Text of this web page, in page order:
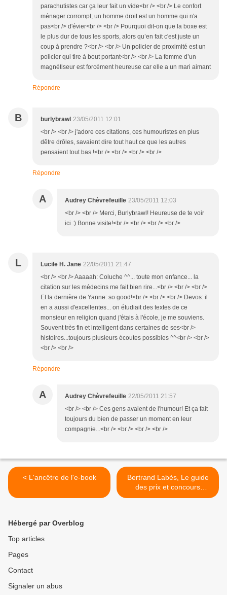
parachutistes car ça leur fait un vide<br /> <br /> Le confort
ménager corrompt; un homme droit est un homme qui n'a
pas<br /> d'évier<br /> <br /> Pourquoi dit-on que la boxe est
le plus dur de tous les sports, alors qu’en fait c'est juste un
coup à prendre ?<br /> <br /> Un policier de proximité est un
policier qui tire à bout portant<br /> <br /> La femme d’un
magnétiseur est forcément heureuse car elle a un mari aimant
Répondre
B burlybrawl 23/05/2011 12:01
<br /> <br /> j'adore ces citations, ces humouristes en plus
dêtre drôles, savaient dire tout haut ce que les autres
pensaient tout bas !<br /> <br /> <br /> <br />
Répondre
A Audrey Chèvrefeuille 23/05/2011 12:03
<br /> <br /> Merci, Burlybrawl! Heureuse de te voir
ici :) Bonne visite!<br /> <br /> <br /> <br />
L Lucile H. Jane 22/05/2011 21:47
<br /> <br /> Aaaaah: Coluche ^^... toute mon enfance... la
citation sur les médecins me fait bien rire...<br /> <br /> <br />
Et la dernière de Yanne: so good!<br /> <br /> <br /> Devos: il
en a aussi d'excellentes... on étudiait des textes de ce
monsieur en religion quand j'étais à l'école, je me souviens.
Souvent très fin et intelligent dans certaines de ses<br />
histoires...toujours plusieurs écoutes possibles ^^<br /> <br />
<br /> <br />
Répondre
A Audrey Chèvrefeuille 22/05/2011 21:57
<br /> <br /> Ces gens avaient de l'humour! Et ça fait
toujours du bien de passer un moment en leur
compagnie...<br /> <br /> <br /> <br />
< L'ancêtre de l'e-book
Bertrand Labès, Le guide
des prix et concours
littéraires, Le Rocher, 2008.
Hébergé par Overblog
Top articles
Pages
Contact
Signaler un abus